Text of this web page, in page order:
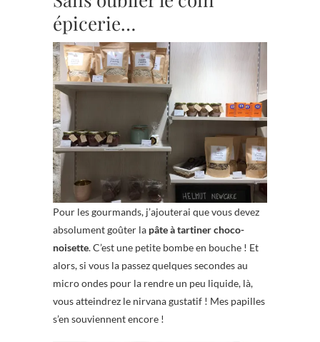
épicerie…
Pour les gourmands, j’ajouterai que vous devez
absolument goûter la pâte à tartiner choco-
noisette. C’est une petite bombe en bouche ! Et
alors, si vous la passez quelques secondes au
micro ondes pour la rendre un peu liquide, là,
vous atteindrez le nirvana gustatif ! Mes papilles
s’en souviennent encore !